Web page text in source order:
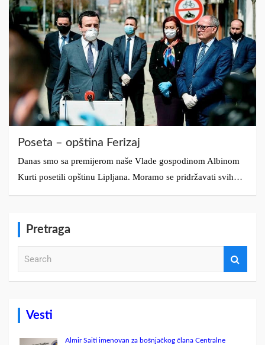
Poseta – opština Ferizaj
Danas smo sa premijerom naše Vlade gospodinom Albinom
Kurti posetili opštinu Lipljana. Moramo se pridržavati svih…
Pretraga
Vesti
Almir Saiti imenovan za bošnjačkog člana Centralne